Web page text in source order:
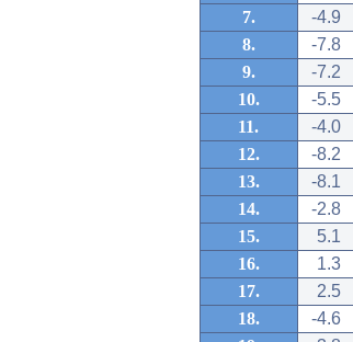
7.
-4.9
8.
-7.8
9.
-7.2
10.
-5.5
11.
-4.0
12.
-8.2
13.
-8.1
14.
-2.8
15.
5.1
16.
1.3
17.
2.5
18.
-4.6